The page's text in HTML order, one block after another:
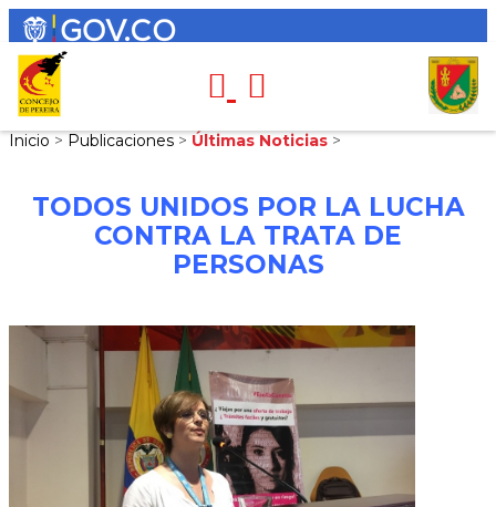
Inicio > Publicaciones > Últimas Noticias >
TODOS UNIDOS POR LA LUCHA
CONTRA LA TRATA DE
PERSONAS